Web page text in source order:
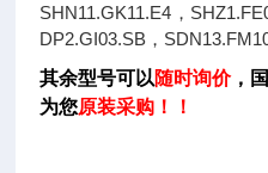
SHN11.GK11.E4，
DP2.GI03.SB，
其余型号可以随时询价，
为您原装采购！！